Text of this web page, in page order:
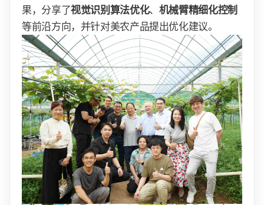
果，分享了视觉识别算法优化、 机械臂精细化控制
等前沿方向，并针对美农产品提出优化建议。